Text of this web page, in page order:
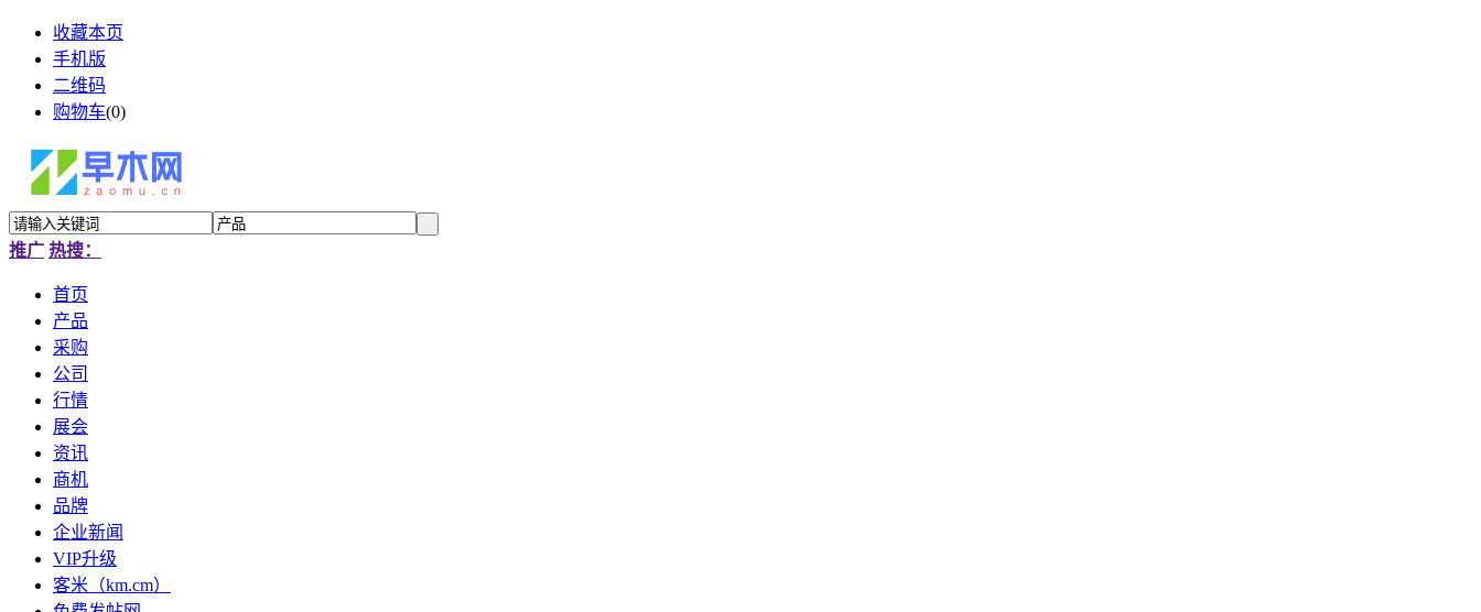
收藏本页
手机版
二维码
购物车(0)
推广 热搜：
首页
产品
采购
公司
行情
展会
资讯
商机
品牌
企业新闻
VIP升级
客米（km.cm）